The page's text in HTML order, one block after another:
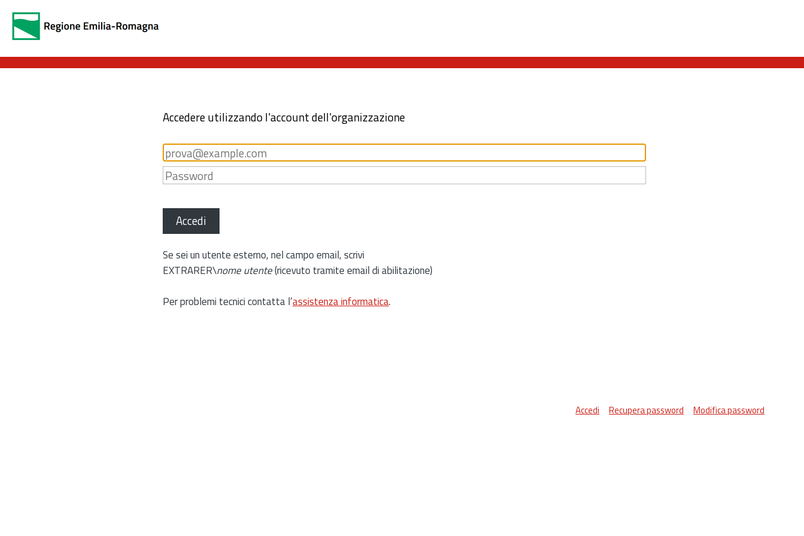
Accedere utilizzando l'account dell'organizzazione
Accedi
Se sei un utente esterno, nel campo email, scrivi
EXTRARER\nome utente(ricevuto tramite email di abilitazione)
Per problemi tecnici contatta l’assistenza informatica.
Accedi Recupera password Modifica password